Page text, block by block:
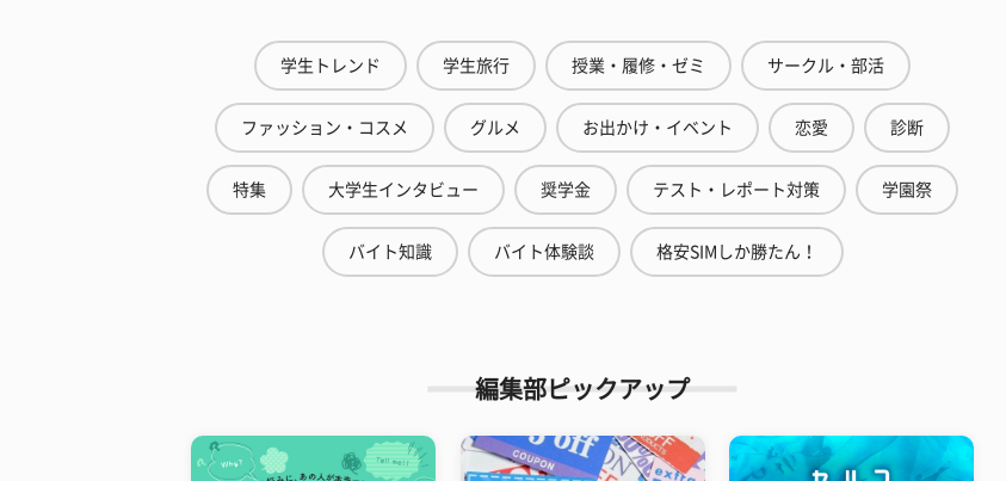
学生トレンド 学生旅行 授業・履修・ゼミ サークル・部活
ファッション・コスメ グルメ お出かけ・イベント 恋愛 診断
特集 大学生インタビュー 奨学金 テスト・レポート対策 学園祭
バイト知識 バイト体験談 格安SIMしか勝たん！
編集部ピックアップ